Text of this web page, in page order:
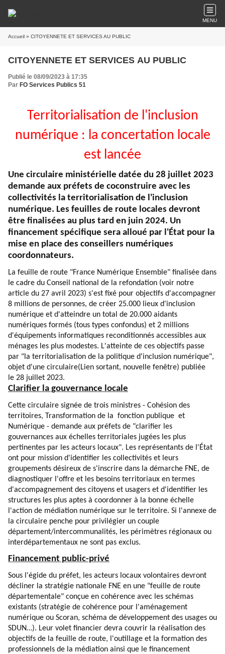
MENU
Accueil » CITOYENNETE ET SERVICES AU PUBLIC
CITOYENNETE ET SERVICES AU PUBLIC
Publié le 08/09/2023 à 17:35
Par FO Services Publics 51
Territorialisation de l'inclusion
numérique : la concertation locale
est lancée
Une circulaire ministérielle datée du 28 juillet 2023
demande aux préfets de coconstruire avec les
collectivités la territorialisation de l'inclusion
numérique. Les feuilles de route locales devront
être finalisées au plus tard en juin 2024. Un
financement spécifique sera alloué par l'État pour la
mise en place des conseillers numériques
coordonnateurs.
La feuille de route "France Numérique Ensemble" finalisée dans
le cadre du Conseil national de la refondation (voir notre
article du 27 avril 2023) s'est fixé pour objectifs d'accompagner
8 millions de personnes, de créer 25.000 lieux d'inclusion
numérique et d'atteindre un total de 20.000 aidants
numériques formés (tous types confondus) et 2 millions
d'équipements informatiques reconditionnés accessibles aux
ménages les plus modestes. L'atteinte de ces objectifs passe
par "la territorialisation de la politique d'inclusion numérique",
objet d'une circulaire(Lien sortant, nouvelle fenêtre) publiée
le 28 juillet 2023.
Clarifier la gouvernance locale
Cette circulaire signée de trois ministres - Cohésion des
territoires, Transformation de la fonction publique et
Numérique - demande aux préfets de "clarifier les
gouvernances aux échelles territoriales jugées les plus
pertinentes par les acteurs locaux". Les représentants de l'État
ont pour mission d'identifier les collectivités et leurs
groupements désireux de s'inscrire dans la démarche FNE, de
diagnostiquer l'offre et les besoins territoriaux en termes
d'accompagnement des citoyens et usagers et d'identifier les
structures les plus aptes à coordonner à la bonne échelle
l'action de médiation numérique sur le territoire. Si l'annexe de
la circulaire penche pour privilégier un couple
département/intercommunalités, les périmètres régionaux ou
interdépartementaux ne sont pas exclus.
Financement public-privé
Sous l'égide du préfet, les acteurs locaux volontaires devront
décliner la stratégie nationale FNE en une "feuille de route
départementale" conçue en cohérence avec les schémas
existants (stratégie de cohérence pour l'aménagement
numérique ou Scoran, schéma de développement des usages ou
SDUN…). Leur volet financier devra couvrir la réalisation des
objectifs de la feuille de route, l'outillage et la formation des
professionnels de la médiation ainsi que le financement